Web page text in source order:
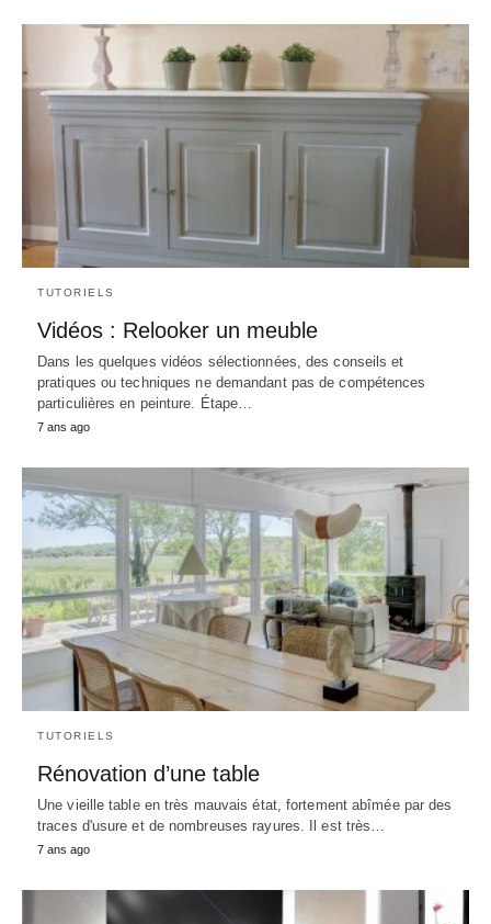
TUTORIELS
Vidéos : Relooker un meuble
Dans les quelques vidéos sélectionnées, des conseils et
pratiques ou techniques ne demandant pas de compétences
particulières en peinture. Étape…
7 ans ago
TUTORIELS
Rénovation d’une table
Une vieille table en très mauvais état, fortement abîmée par des
traces d'usure et de nombreuses rayures. Il est très…
7 ans ago